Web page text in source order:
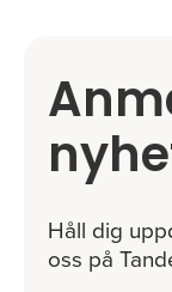
Håll dig
oss på